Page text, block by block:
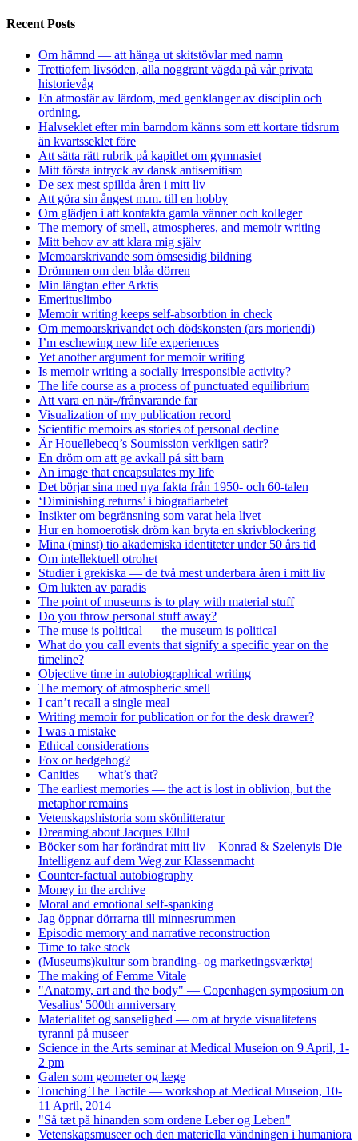
Recent Posts
Om hämnd — att hänga ut skitstövlar med namn
Trettiofem livsöden, alla noggrant vägda på vår privata
historievåg
En atmosfär av lärdom, med genklanger av disciplin och
ordning.
Halvseklet efter min barndom känns som ett kortare tidsrum
än kvartsseklet före
Att sätta rätt rubrik på kapitlet om gymnasiet
Mitt första intryck av dansk antisemitism
De sex mest spillda åren i mitt liv
Att göra sin ångest m.m. till en hobby
Om glädjen i att kontakta gamla vänner och kolleger
The memory of smell, atmospheres, and memoir writing
Mitt behov av att klara mig själv
Memoarskrivande som ömsesidig bildning
Drömmen om den blåa dörren
Min längtan efter Arktis
Emerituslimbo
Memoir writing keeps self-absorbtion in check
Om memoarskrivandet och dödskonsten (ars moriendi)
I’m eschewing new life experiences
Yet another argument for memoir writing
Is memoir writing a socially irresponsible activity?
The life course as a process of punctuated equilibrium
Att vara en när-/frånvarande far
Visualization of my publication record
Scientific memoirs as stories of personal decline
Är Houellebecq’s Soumission verkligen satir?
En dröm om att ge avkall på sitt barn
An image that encapsulates my life
Det börjar sina med nya fakta från 1950- och 60-talen
‘Diminishing returns’ i biografiarbetet
Insikter om begränsning som varat hela livet
Hur en homoerotisk dröm kan bryta en skrivblockering
Mina (minst) tio akademiska identiteter under 50 års tid
Om intellektuell otrohet
Studier i grekiska — de två mest underbara åren i mitt liv
Om lukten av paradis
The point of museums is to play with material stuff
Do you throw personal stuff away?
The muse is political — the museum is political
What do you call events that signify a specific year on the
timeline?
Objective time in autobiographical writing
The memory of atmospheric smell
I can’t recall a single meal –
Writing memoir for publication or for the desk drawer?
I was a mistake
Ethical considerations
Fox or hedgehog?
Canities — what’s that?
The earliest memories — the act is lost in oblivion, but the
metaphor remains
Vetenskapshistoria som skönlitteratur
Dreaming about Jacques Ellul
Böcker som har forändrat mitt liv – Konrad & Szelenyis Die
Intelligenz auf dem Weg zur Klassenmacht
Counter-factual autobiography
Money in the archive
Moral and emotional self-spanking
Jag öppnar dörrarna till minnesrummen
Episodic memory and narrative reconstruction
Time to take stock
(Museums)kultur som branding- og marketingsværktøj
The making of Femme Vitale
"Anatomy, art and the body" — Copenhagen symposium on
Vesalius' 500th anniversary
Materialitet og sanselighed — om at bryde visualitetens
tyranni på museer
Science in the Arts seminar at Medical Museion on 9 April, 1-
2 pm
Galen som geometer og læge
Touching The Tactile — workshop at Medical Museion, 10-
11 April, 2014
"Så tæt på hinanden som ordene Leber og Leben"
Vetenskapsmuseer och den materiella vändningen i humaniora